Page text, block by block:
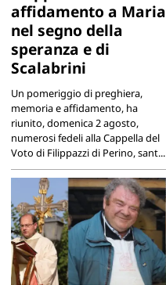
affidamento a Maria
nel segno della
speranza e di
Scalabrini
Un pomeriggio di preghiera,
memoria e affidamento, ha
riunito, domenica 2 agosto,
numerosi fedeli alla Cappella del
Voto di Filippazzi di Perino, sant...